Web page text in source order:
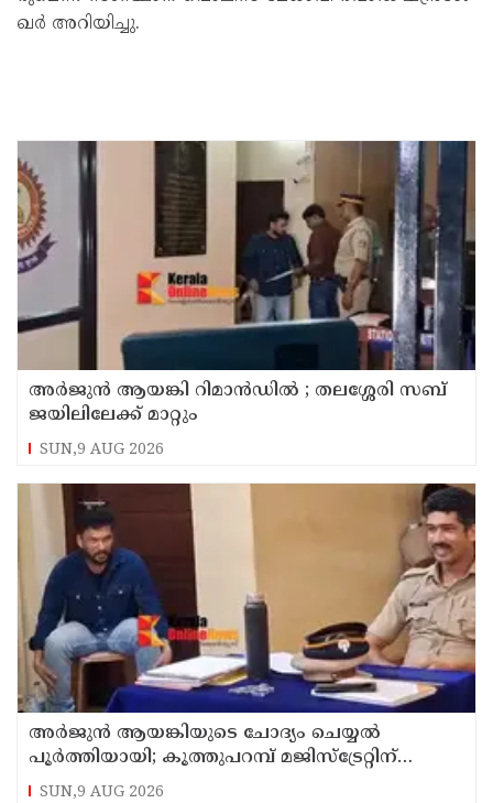
ഖ​ർ അ​റി​യി​ച്ചു.
അര്‍ജുന്‍ ആയങ്കി റിമാന്‍ഡില്‍ ; തലശ്ശേരി സബ്
ജയിലിലേക്ക് മാറ്റും
SUN,9 AUG 2026
അര്‍ജുന്‍ ആയങ്കിയുടെ ചോദ്യം ചെയ്യല്‍
പൂര്‍ത്തിയായി; കൂത്തുപറമ്പ് മജിസ്ട്രേറ്റിന്
മുൻപില്‍ ഹാജരാക്കും
SUN,9 AUG 2026